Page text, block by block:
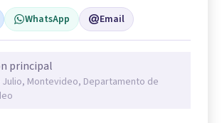
WhatsApp Email
principal
Julio, Montevideo, Departamento de